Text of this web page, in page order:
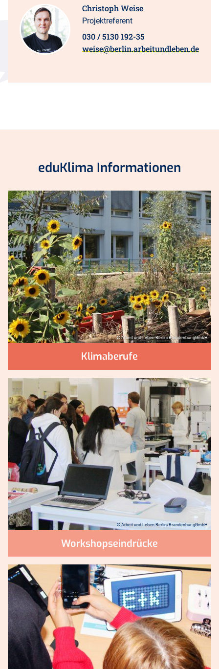
Christoph Weise
Projektreferent
030 / 5130 192-35
weise@berlin.arbeitundleben.de
eduKlima Informationen
© Arbeit und Leben Berlin/Brandenbur gGmbH
Klimaberufe
© Arbeit und Leben Berlin/Brandenbur gGmbH
Workshopseindrücke